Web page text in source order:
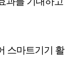
스마트기기 활